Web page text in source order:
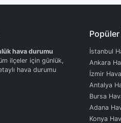
hava durumu
ilçeler için günlük,
hava durumu
İstanbul
Ankara
İzmir
Antalya
Bursa
Adana
Konya